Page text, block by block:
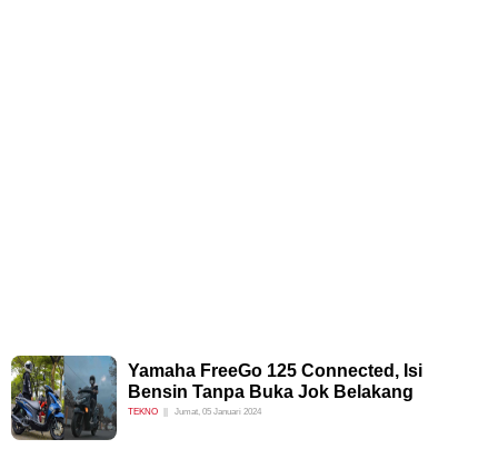
Yamaha FreeGo 125 Connected, Isi
Bensin Tanpa Buka Jok Belakang
TEKNO Jumat, 05 Januari 2024